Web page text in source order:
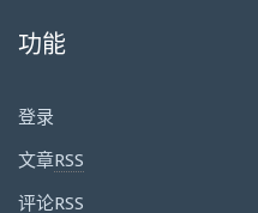
功能
登录
文章RSS
评论RSS